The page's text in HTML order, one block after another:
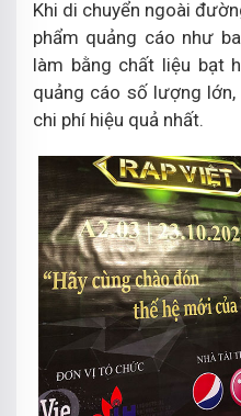
Khi di chuyển ngoài
phẩm quảng cáo như
làm bằng chất liệu bạt
quảng cáo số lượng
chi phí hiệu quả nhất.